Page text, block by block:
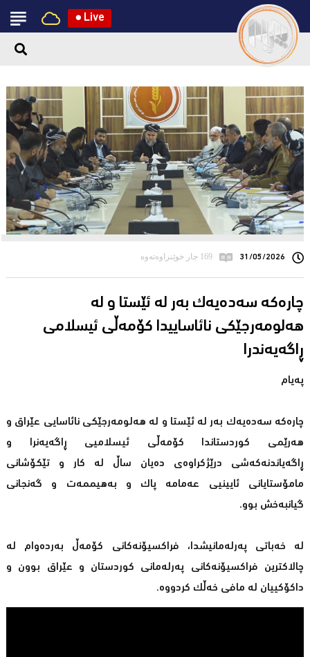
● Live
31/05/2026 169 جار خوێنراوەتەوە
چارەكە سەدەیەك بەر لە ئێستا و لە
هەلومەرجێكی نائاساییدا كۆمەڵی ئیسلامی
ڕاگەیەندرا
پەیام
چارەكە سەدەیەك بەر لە ئێستا و لە هەلومەرجێكی نائاسایی عێراق و
هەرێمی كوردستاندا كۆمەڵی ئیسلامیی ڕاگەیەنرا و
ڕاگەیاندنەكەشی درێژكراوەی دەیان ساڵ لە كار و تێكۆشانی
مامۆستایانی ئایینیی عەمامە پاك و بەهیممەت و گەنجانی
گیانبەخش بوو.
لە خەباتی پەرلەمانیشدا، فراكسیۆنەكانی كۆمەڵ بەردەوام لە
چالاكترین فراكسیۆنەكانی پەرلەمانی كوردستان و عێراق بوون و
داكۆكییان لە مافی خەڵك كردووە.